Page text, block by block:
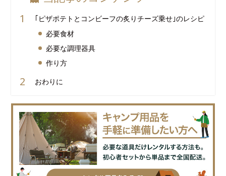
｢ピザポテトとコンビーフの炙りチーズ乗せ｣のレシピ
必要食材
必要な調理器具
作り方
おわりに